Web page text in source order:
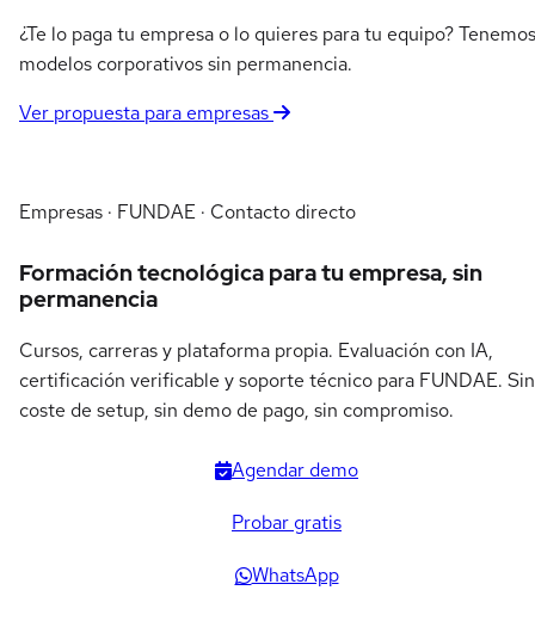
¿Te lo paga tu empresa o lo quieres para tu equipo? Tenemos
modelos corporativos sin permanencia.
Ver propuesta para empresas
Empresas · FUNDAE · Contacto directo
Formación tecnológica para tu empresa, sin
permanencia
Cursos, carreras y plataforma propia. Evaluación con IA,
certificación verificable y soporte técnico para FUNDAE. Sin
coste de setup, sin demo de pago, sin compromiso.
Agendar demo
Probar gratis
WhatsApp